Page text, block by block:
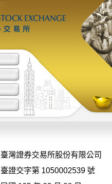
臺灣證券交易所股份有限公司
臺證交字第 1050002539 號